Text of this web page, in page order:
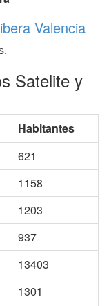
Valencia
Satelite y
Habitantes
621
1158
1203
937
13403
1301